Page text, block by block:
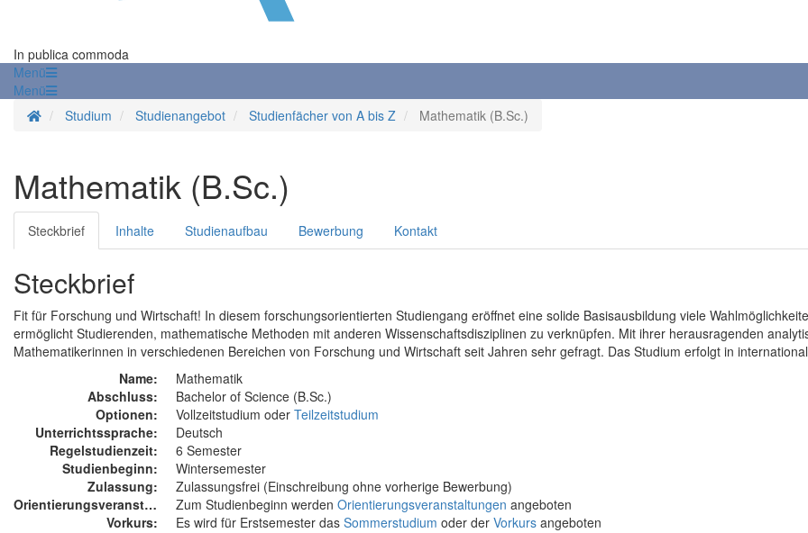
In publica commoda
Menü
Menü
Startseite
Studium Studienangebot Studienfächer von A bis Z Mathematik (B.Sc.)
Mathematik (B.Sc.)
Steckbrief Inhalte Studienaufbau Bewerbung Kontakt
Steckbrief
Fit für Forschung und Wirtschaft! In diesem forschungsorientierten Studiengang eröffnet eine solide Basisausbildung viele
ermöglicht Studierenden, mathematische Methoden mit anderen Wissenschaftsdisziplinen zu verknüpfen. Mit ihrer herausragenden
Mathematikerinnen in verschiedenen Bereichen von Forschung und Wirtschaft seit Jahren sehr gefragt. Das Studium erfolgt in
Name:
Mathematik
Abschluss:
Bachelor of Science (B.Sc.)
Optionen:
Vollzeitstudium oder Teilzeitstudium
Unterrichtssprache:
Deutsch
Regelstudienzeit:
6 Semester
Studienbeginn:
Wintersemester
Zulassung:
Zulassungsfrei (Einschreibung ohne vorherige Bewerbung)
Orientierungsveranstaltung:
Zum Studienbeginn werden Orientierungsveranstaltungen angeboten
Vorkurs:
Es wird für Erstsemester das Sommerstudium oder der Vorkurs angeboten